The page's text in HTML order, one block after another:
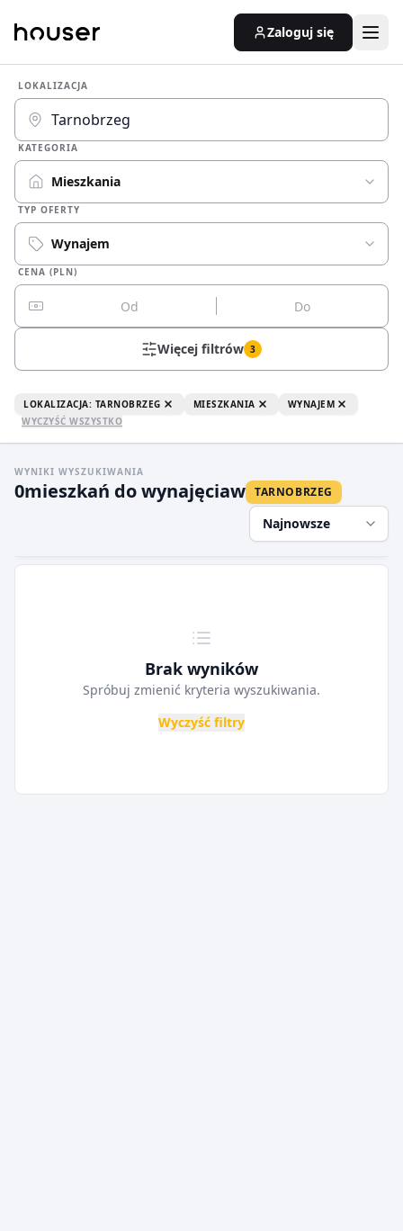
Zaloguj się
LOKALIZACJA
KATEGORIA
Mieszkania
TYP OFERTY
Wynajem
CENA (PLN)
Więcej filtrów 3
LOKALIZACJA: TARNOBRZEG MIESZKANIA
WYNAJEM
WYCZYŚĆ WSZYSTKO
WYNIKI WYSZUKIWANIA
0mieszkań do wynajęciaw TARNOBRZEG
Najnowsze
Brak wyników
Spróbuj zmienić kryteria wyszukiwania.
Wyczyść filtry